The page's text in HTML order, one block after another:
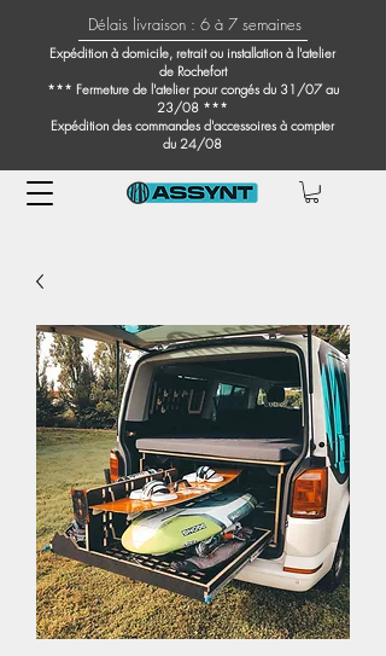
Délais livraison : 6 à 7 semaines
Expédition à domicile, retrait ou installation à l'atelier
de Rochefort
*** Fermeture de l'atelier pour congés du 31/07 au
23/08 ***
Expédition des commandes d'accessoires à compter
du 24/08